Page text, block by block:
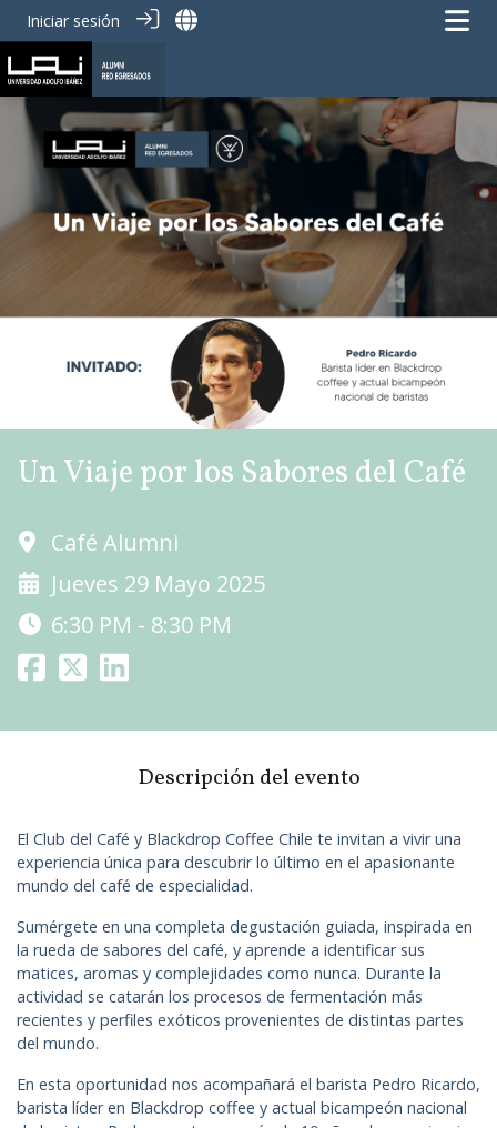
Iniciar sesión
Un Viaje por los Sabores del Café
Café Alumni
Jueves 29 Mayo 2025
6:30 PM - 8:30 PM
Descripción del evento
El Club del Café y Blackdrop Coffee Chile te invitan a vivir una
experiencia única para descubrir lo último en el apasionante
mundo del café de especialidad.
Sumérgete en una completa degustación guiada, inspirada en
la rueda de sabores del café, y aprende a identificar sus
matices, aromas y complejidades como nunca. Durante la
actividad se catarán los procesos de fermentación más
recientes y perfiles exóticos provenientes de distintas partes
del mundo.
En esta oportunidad nos acompañará el barista Pedro Ricardo,
barista líder en Blackdrop coffee y actual bicampeón nacional